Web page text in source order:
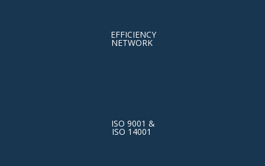
EFFICIENCY
NETWORK
ISO 9001 &
ISO 14001